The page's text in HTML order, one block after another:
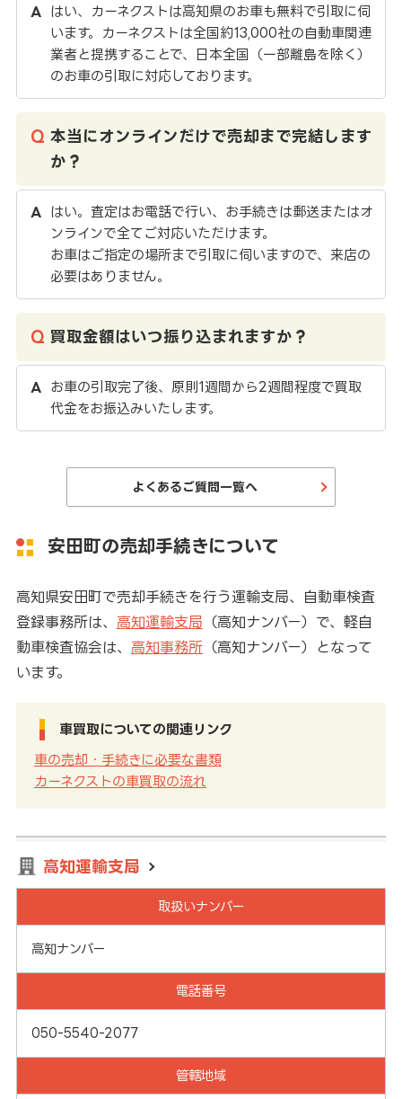
はい、カーネクストは高知県のお車も無料で引取に伺
います。カーネクストは全国約13,000社の自動車関連
業者と提携することで、日本全国（一部離島を除く）
のお車の引取に対応しております。
本当にオンラインだけで売却まで完結します
か？
はい。査定はお電話で行い、お手続きは郵送またはオ
ンラインで全てご対応いただけます。
お車はご指定の場所まで引取に伺いますので、来店の
必要はありません。
買取金額はいつ振り込まれますか？
お車の引取完了後、原則1週間から2週間程度で買取
代金をお振込みいたします。
よくあるご質問一覧へ
安田町の売却手続きについて
高知県安田町で売却手続きを行う運輸支局、自動車検査
登録事務所は、 高知運輸支局 （高知ナンバー）で、軽自
動車検査協会は、 高知事務所（高知ナンバー）となって
います。
車買取についての関連リンク
車の売却・手続きに必要な書類
カーネクストの車買取の流れ
高知運輸支局
取扱いナンバー
高知ナンバー
電話番号
050-5540-2077
管轄地域